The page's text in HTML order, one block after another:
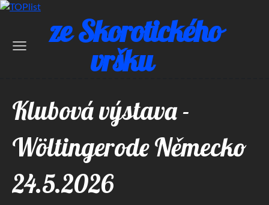
ze Skorotického
vršku
Klubová výstava -
Wöltingerode Německo
24.5.2026